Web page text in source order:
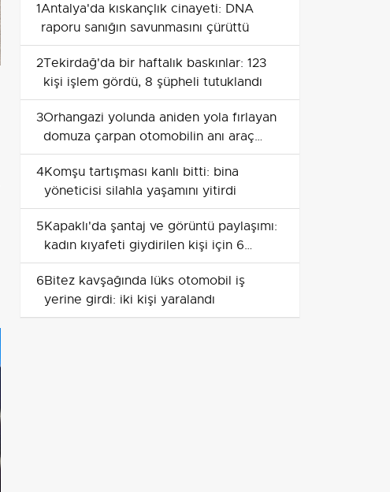
1Antalya'da kıskançlık cinayeti: DNA
raporu sanığın savunmasını çürüttü
2Tekirdağ'da bir haftalık baskınlar: 123
kişi işlem gördü, 8 şüpheli tutuklandı
3Orhangazi yolunda aniden yola fırlayan
domuza çarpan otomobilin anı araç
kamerasında
4Komşu tartışması kanlı bitti: bina
yöneticisi silahla yaşamını yitirdi
5Kapaklı'da şantaj ve görüntü paylaşımı:
kadın kıyafeti giydirilen kişi için 6
tutuklama
6Bitez kavşağında lüks otomobil iş
yerine girdi: iki kişi yaralandı